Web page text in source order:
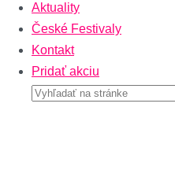
Aktuality
České Festivaly
Kontakt
Pridať akciu